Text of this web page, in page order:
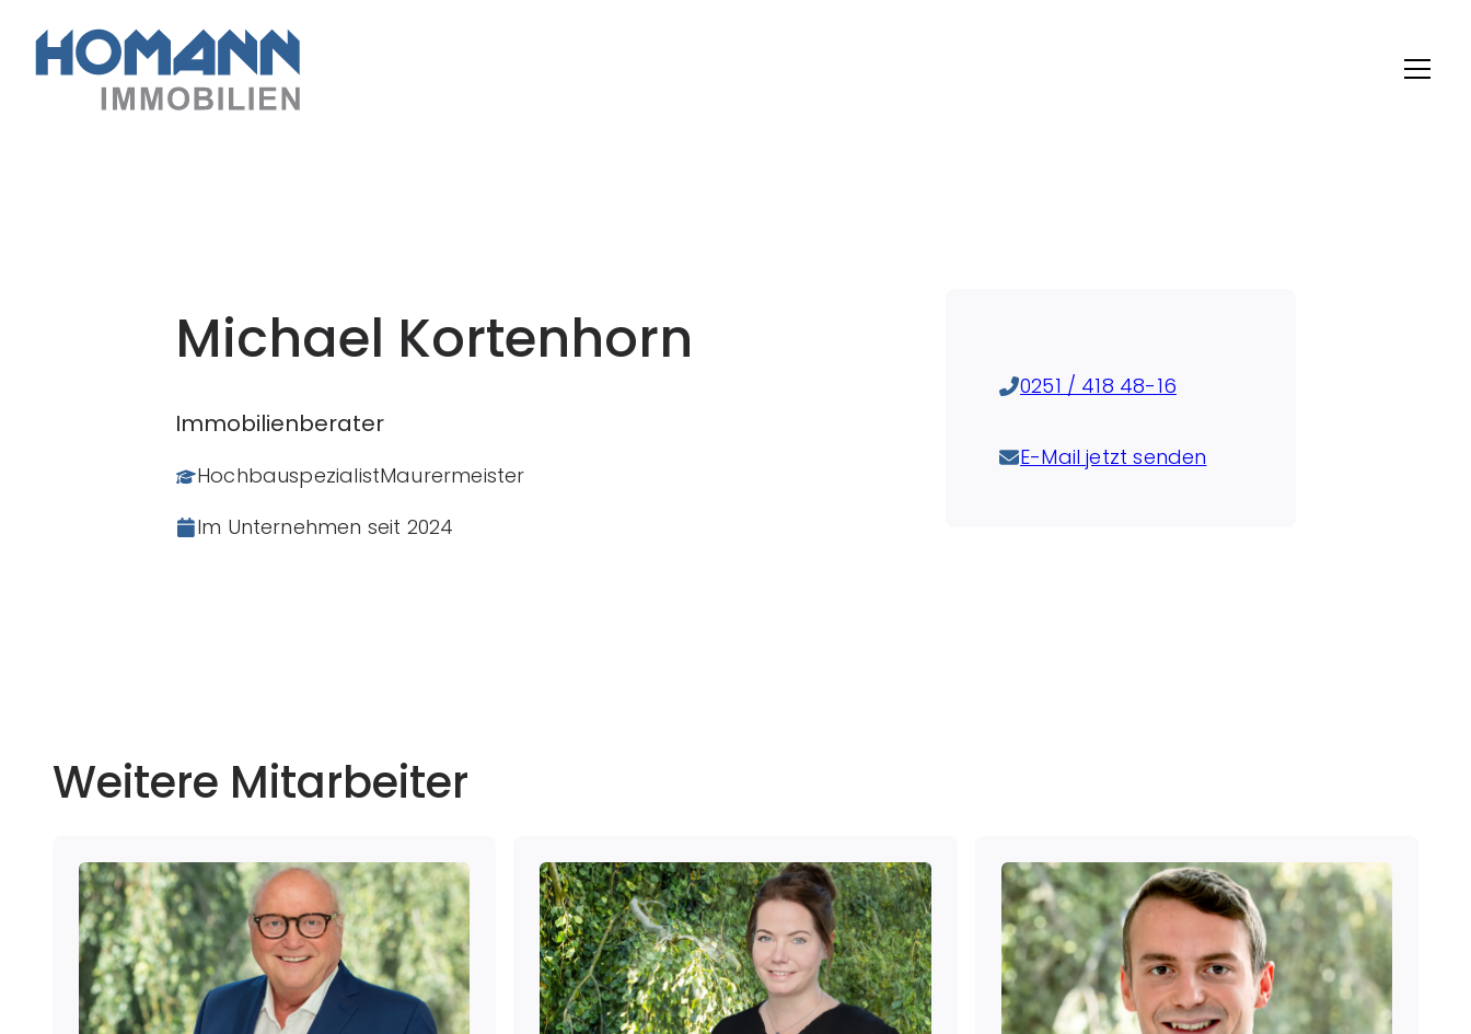
Michael Kortenhorn
Immobilienberater
HochbauspezialistMaurermeister
Im Unternehmen seit 2024
0251 / 418 48-16
E-Mail jetzt senden
Weitere Mitarbeiter